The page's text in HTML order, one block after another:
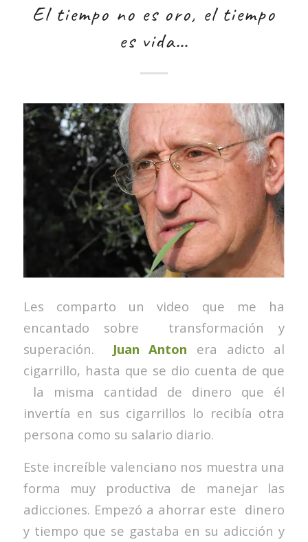
El tiempo no es oro, el tiempo
es vida…
Les comparto un video que me ha
encantado sobre transformación y
superación. Juan Anton era adicto al
cigarrillo, hasta que se dio cuenta de que
la misma cantidad de dinero que él
invertía en sus cigarrillos lo recibía otra
persona como su salario diario.
Este increíble valenciano nos muestra una
forma muy productiva de manejar las
adicciones. Empezó a ahorrar este dinero
y tiempo que se gastaba en su adicción y